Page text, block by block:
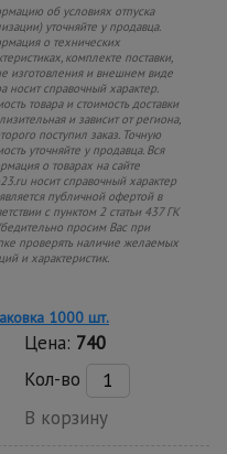
об условиях отпуска
уточняйте у продавца.
о технических
комплекте поставки,
изготовления и внешнем виде
носит справочный характер.
товара и стоимость доставки
и зависит от региона,
поступил заказ. Точную
уточняйте у продавца. Вся
о товарах на сайте
носит справочный характер
публичной офертой в
с пунктом 2 статьи 437 ГК
просим Вас при
проверять наличие желаемых
и характеристик.
1000 шт.
Цена: 740
Кол-во
В корзину